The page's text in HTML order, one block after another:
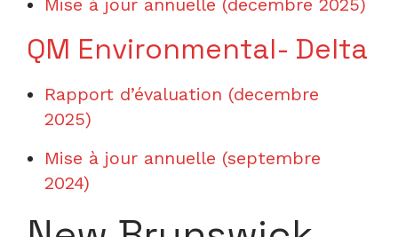
QM Environmental- Delta
Rapport d’évaluation (decembre
2025)
Mise à jour annuelle (septembre
2024)